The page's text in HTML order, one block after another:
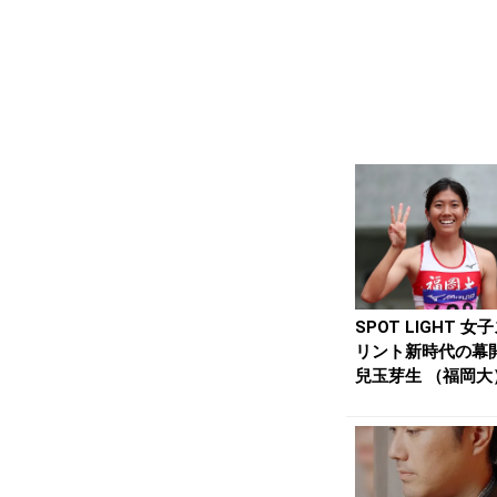
SPOT LIGHT 女
リント新時代の幕
兒玉芽生 （福岡大